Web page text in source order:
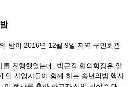
밤이 2016년 12월 9일 지역 구민회관
를 진행했었는데, 박근직 협의회장은 앞
인 사업자들이 함께 하는 송년의밤 행사